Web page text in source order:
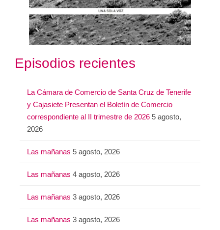
Episodios recientes
La Cámara de Comercio de Santa Cruz de Tenerife
y Cajasiete Presentan el Boletín de Comercio
correspondiente al II trimestre de 2026 5 agosto,
2026
Las mañanas 5 agosto, 2026
Las mañanas 4 agosto, 2026
Las mañanas 3 agosto, 2026
Las mañanas 3 agosto, 2026